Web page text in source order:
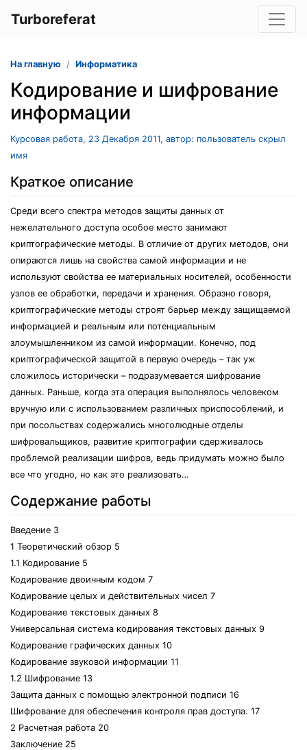
Turboreferat
На главную Информатика
Кодирование и шифрование
информации
Курсовая работа, 23 Декабря 2011, автор: пользователь скрыл
имя
Краткое описание
Среди всего спектра методов защиты данных от
нежелательного доступа особое место занимают
криптографические методы. В отличие от других методов, они
опираются лишь на свойства самой информации и не
используют свойства ее материальных носителей, особенности
узлов ее обработки, передачи и хранения. Образно говоря,
криптографические методы строят барьер между защищаемой
информацией и реальным или потенциальным
злоумышленником из самой информации. Конечно, под
криптографической защитой в первую очередь – так уж
сложилось исторически – подразумевается шифрование
данных. Раньше, когда эта операция выполнялось человеком
вручную или с использованием различных приспособлений, и
при посольствах содержались многолюдные отделы
шифровальщиков, развитие криптографии сдерживалось
проблемой реализации шифров, ведь придумать можно было
все что угодно, но как это реализовать…
Содержание работы
Введение 3
1 Теоретический обзор 5
1.1 Кодирование 5
Кодирование двоичным кодом 7
Кодирование целых и действительных чисел 7
Кодирование текстовых данных 8
Универсальная система кодирования текстовых данных 9
Кодирование графических данных 10
Кодирование звуковой информации 11
1.2 Шифрование 13
Защита данных с помощью электронной подписи 16
Шифрование для обеспечения контроля прав доступа. 17
2 Расчетная работа 20
Заключение 25